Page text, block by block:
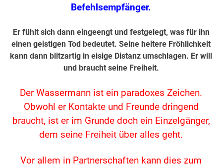
Befehlsempfänger.
Er fühlt sich dann eingeengt und festgelegt, was für ihn
einen geistigen Tod bedeutet. Seine heitere Fröhlichkeit
kann dann blitzartig in eisige Distanz umschlagen. Er will
und braucht seine Freiheit.
Der Wassermann ist ein paradoxes Zeichen.
Obwohl er Kontakte und Freunde dringend
braucht, ist er im Grunde doch ein Einzelgänger,
dem seine Freiheit über alles geht.
Vor allem in Partnerschaften kann dies zum